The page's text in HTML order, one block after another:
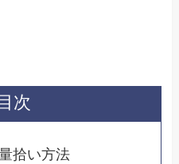
目次
拾い方法